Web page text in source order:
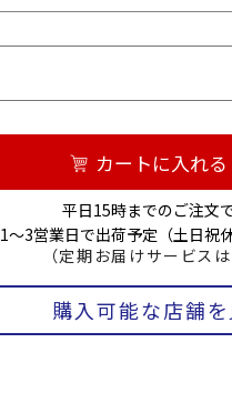
カートに入れる
平日15時までのご注文
1～3営業日で出荷予定（土日祝休
（定期お届けサービスは
購入可能な店舗を